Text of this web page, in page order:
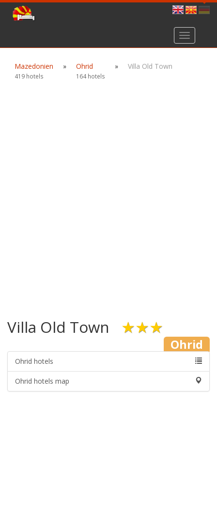
Toggle
navigation
Mazedonien
419 hotels
» Ohrid
164 hotels
» Villa Old Town
Villa Old Town ★★★
Ohrid
Ohrid hotels
Ohrid hotels map